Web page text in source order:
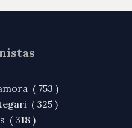
( 753 )
( 325 )
( 318 )